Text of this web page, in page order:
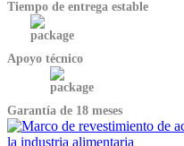
Tiempo de entrega estable
Apoyo técnico
Garantía de 18 meses